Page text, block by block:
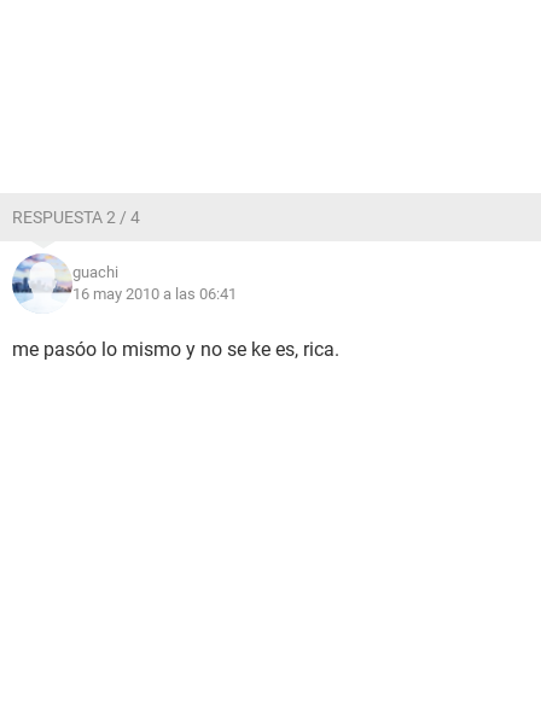
RESPUESTA 2 / 4
guachi
16 may 2010 a las 06:41
me pasóo lo mismo y no se ke es, rica.